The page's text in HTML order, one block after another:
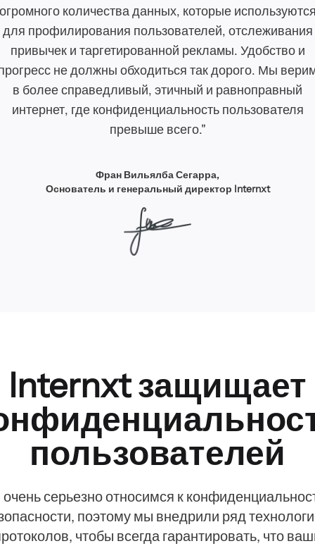
количества данных, которые
для профилирования пользователей, отслеживания
привычек и таргетированной рекламы. Удобство и
не должны обходиться так дорого. Мы
в более справедливый, этичный и равноправный
интернет, где конфиденциальность пользователя
превыше всего."
Фран Вильялба Сегарра,
Основатель и генеральный директор Internxt
Internxt защищает
пользователей
серьезно относимся к
поэтому мы внедрили ряд
чтобы всегда гарантировать, что